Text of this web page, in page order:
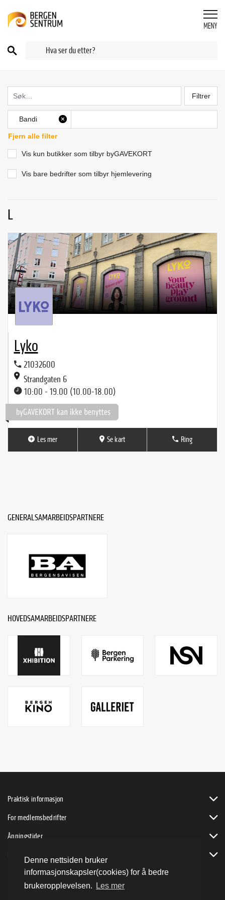
Denne nettsiden bruker
informasjonskapsler(cookies) for å bedre
brukeropplevelsen.
Les mer
Filtrer
Bandi
Fjern alle filter
Vis kun butikker som tilbyr byGAVEKORT
Vis bare bedrifter som tilbyr hjemlevering
L
Lyko
21032600
Strandgaten 6
10:00 - 19.00 (10.00-18.00)
Les mer Se kart Ring
GENERALSAMARBEIDSPARTNERE
HOVEDSAMARBEIDSPARTNERE
Praktisk informasjon
For medlemsbedrifter
Åpningstider
Bli byVENN